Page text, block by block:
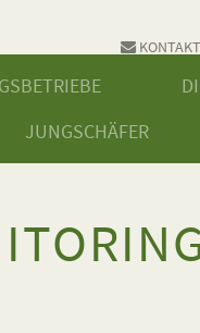
KONTAKT
JUNGSCHÄFER